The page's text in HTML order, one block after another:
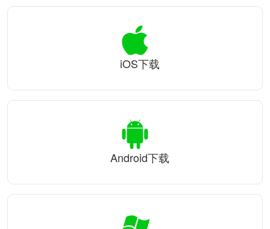
iOS下载
Android下载